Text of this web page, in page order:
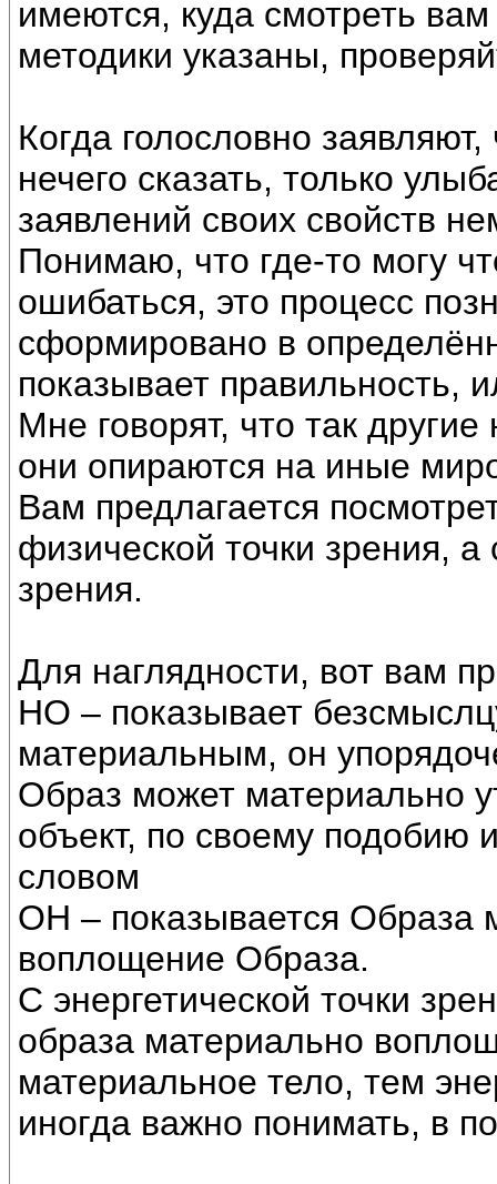
имеются, куда смотреть
методики указаны,
Когда голословно
нечего сказать, только
заявлений своих свойств
Понимаю, что где-то могу
ошибаться, это процесс
сформировано в
показывает правильность,
Мне говорят, что так
они опираются на иные
Вам предлагается
физической точки зрения, а
зрения.
Для наглядности, вот вам
НО – показывает
материальным, он
Образ может материально
объект, по своему подобию
словом
ОН – показывается Образа
воплощение Образа.
С энергетической точки
образа материально
материальное тело, тем
иногда важно понимать, в